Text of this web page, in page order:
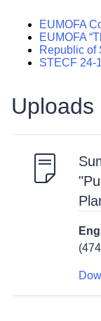
EUMOFA
EUMOFA
Republic of
STECF 24-
Uploads